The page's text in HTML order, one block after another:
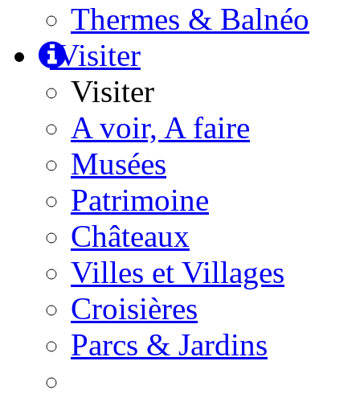
Thermes & Balnéo
Visiter
Visiter
A voir, A faire
Musées
Patrimoine
Châteaux
Villes et Villages
Croisières
Parcs & Jardins